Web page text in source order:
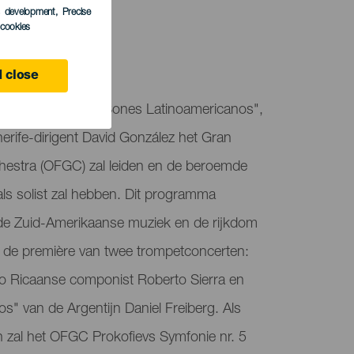
development, Precise
close
presenteert "Sones Latinoamericanos",
dirigent David González het Gran
(OFGC) zal leiden en de beroemde
solist zal hebben. Dit programma
Zuid-Amerikaanse muziek en de rijkdom
première van twee trompetconcerten:
Ricaanse componist Roberto Sierra en
van de Argentijn Daniel Freiberg. Als
zal het OFGC Prokofievs Symfonie nr. 5